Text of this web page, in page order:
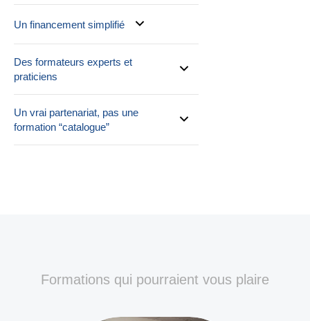
Un financement simplifié
Des formateurs experts et
praticiens
Un vrai partenariat, pas une
formation “catalogue”
Formations qui pourraient vous plaire